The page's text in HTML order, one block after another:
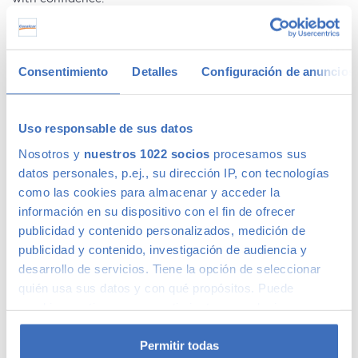
Consentimiento Detalles Configuración de anuncios
Uso responsable de sus datos
Nosotros y nuestros 1022 socios procesamos sus
datos personales, p.ej., su dirección IP, con tecnologías
como las cookies para almacenar y acceder la
información en su dispositivo con el fin de ofrecer
publicidad y contenido personalizados, medición de
publicidad y contenido, investigación de audiencia y
desarrollo de servicios. Tiene la opción de seleccionar
quién usa sus datos y con qué propósitos. Puede
momento desde la Declaración de cookies o clicando en
el Menú de consentimiento.Permitir todas
Ofertas en coches de segunda mano
de segunda mano tienen precios fijos, pero siempre podrás
encontrar descuentos de los que beneficiarte. Ven a vernos
y pregúntanos por nuestras ofertas, las acompañaremos de
condiciones de pago excepcionales, adaptándonos a tus
necesidades. Además, aceptamos tu coche a cambio.
Coches de ocasión con garantía
En Canalcar tenemos los coches de segunda mano con
mayor calidad, ya que nuestros vehículos pasan el más
riguroso control de calidad –solo lo supera 1 de cada 4
coches–. Estamos tan seguros de la calidad de nuestros
coches de segunda mano que le ofrecemos una Garantía 5